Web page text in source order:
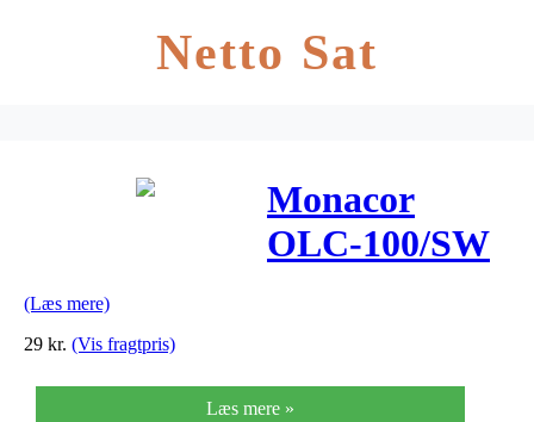
Netto Sat
Monacor
OLC-100/SW
(Læs mere)
29 kr. (Vis fragtpris)
Læs mere »